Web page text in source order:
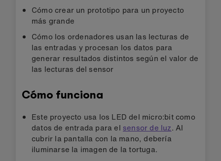
Cómo crear un prototipo para un proyecto
más grande
Cómo los ordenadores usan las lecturas de
las entradas y procesan los datos para
generar resultados distintos según el valor de
las lecturas del sensor
Cómo funciona
Este proyecto usa los LED del micro:bit como
datos de entrada para el sensor de luz. Al
cubrir la pantalla con la mano, debería
iluminarse la imagen de la tortuga.